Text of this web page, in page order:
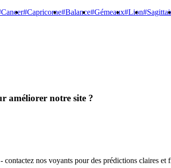
#Capricorne#Balance#Gémeaux#Lion
améliorer notre site ?
contactez nos voyants pour des prédictions claires et